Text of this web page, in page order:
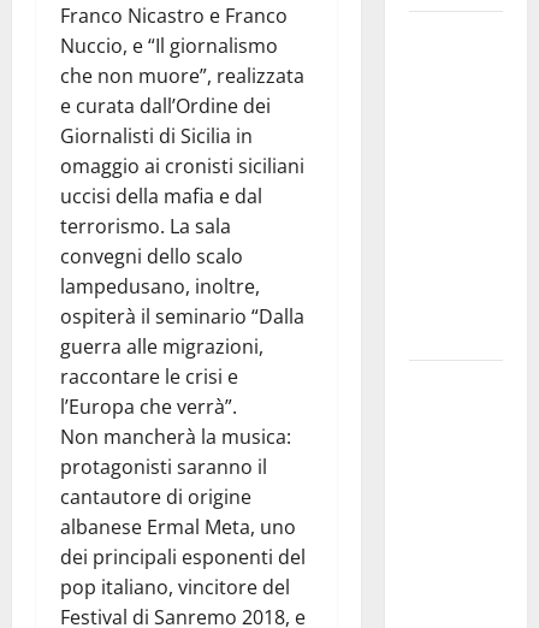
Franco Nicastro e Franco
Nuccio, e “Il giornalismo
che non muore”, realizzata
e curata dall’Ordine dei
Giornalisti di Sicilia in
omaggio ai cronisti siciliani
uccisi della mafia e dal
terrorismo. La sala
convegni dello scalo
lampedusano, inoltre,
ospiterà il seminario “Dalla
guerra alle migrazioni,
raccontare le crisi e
l’Europa che verrà”.
Non mancherà la musica:
protagonisti saranno il
cantautore di origine
albanese Ermal Meta, uno
dei principali esponenti del
pop italiano, vincitore del
Festival di Sanremo 2018, e